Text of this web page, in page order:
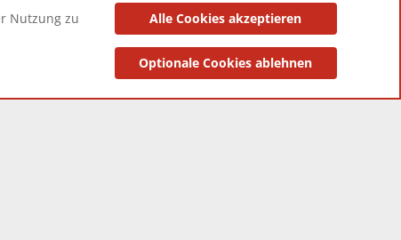
Datenschutzerklärung Impressum
Nutzung zu
Alle Cookies akzeptieren
Optionale Cookies ablehnen